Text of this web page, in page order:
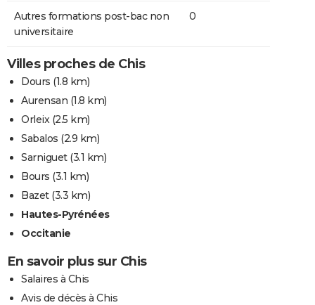
Autres formations post-bac non
universitaire
0
Villes proches de Chis
Dours (1.8 km)
Aurensan (1.8 km)
Orleix(2.5 km)
Sabalos (2.9 km)
Sarniguet(3.1 km)
Bours (3.1 km)
Bazet(3.3 km)
Hautes-Pyrénées
Occitanie
En savoir plus sur Chis
Salaires à Chis
Avis de décès à Chis